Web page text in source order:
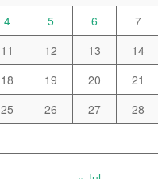
4 5 6 7
11 12 13 14
18 19 20 21
25 26 27 28